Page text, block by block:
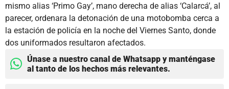
mismo alias ‘Primo Gay’, mano derecha de alias ‘Calarcá’, al
parecer, ordenara la detonación de una motobomba cerca a
la estación de policía en la noche del Viernes Santo, donde
dos uniformados resultaron afectados.
Únase a nuestro canal de Whatsapp y manténgase
al tanto de los hechos más relevantes.